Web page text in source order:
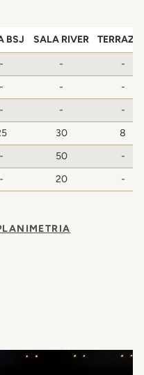
BSJ SALA RIVER
- -
-
- -
-
- -
-
30
8
- 50
-
- 20 -